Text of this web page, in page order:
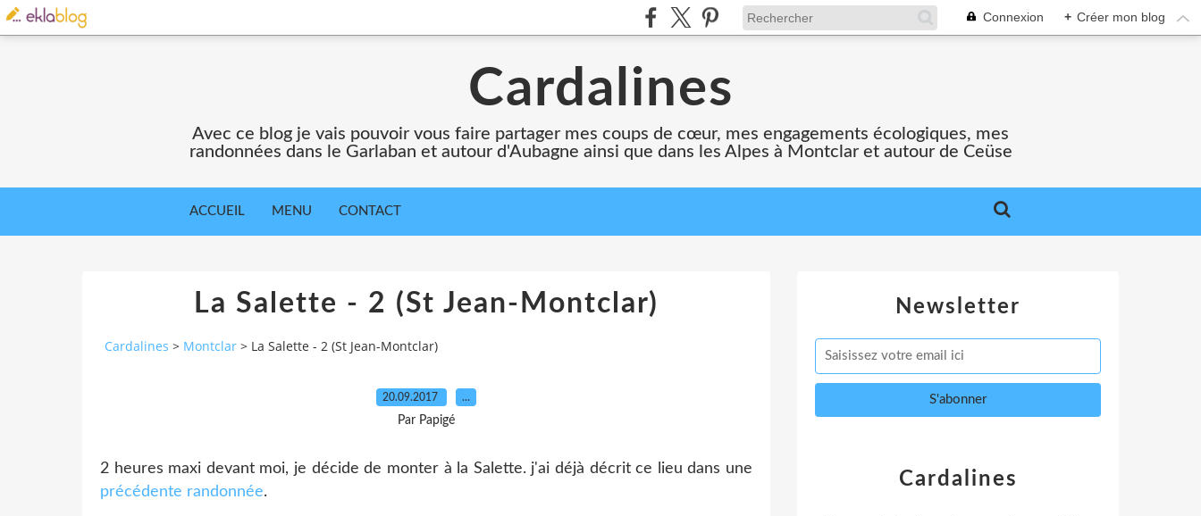
Connexion + Créer mon blog
Cardalines
Avec ce blog je vais pouvoir vous faire partager mes coups de cœur, mes engagements écologiques, mes
randonnées dans le Garlaban et autour d'Aubagne ainsi que dans les Alpes à Montclar et autour de Ceüse
ACCUEIL MENU CONTACT
La Salette - 2 (St Jean-Montclar)
Cardalines > Montclar > La Salette - 2 (St Jean-Montclar)
20.09.2017 …
Par Papigé
2 heures maxi devant moi, je décide de monter à la Salette. j'ai déjà décrit ce lieu dans une
précédente randonnée.
Newsletter
Cardalines